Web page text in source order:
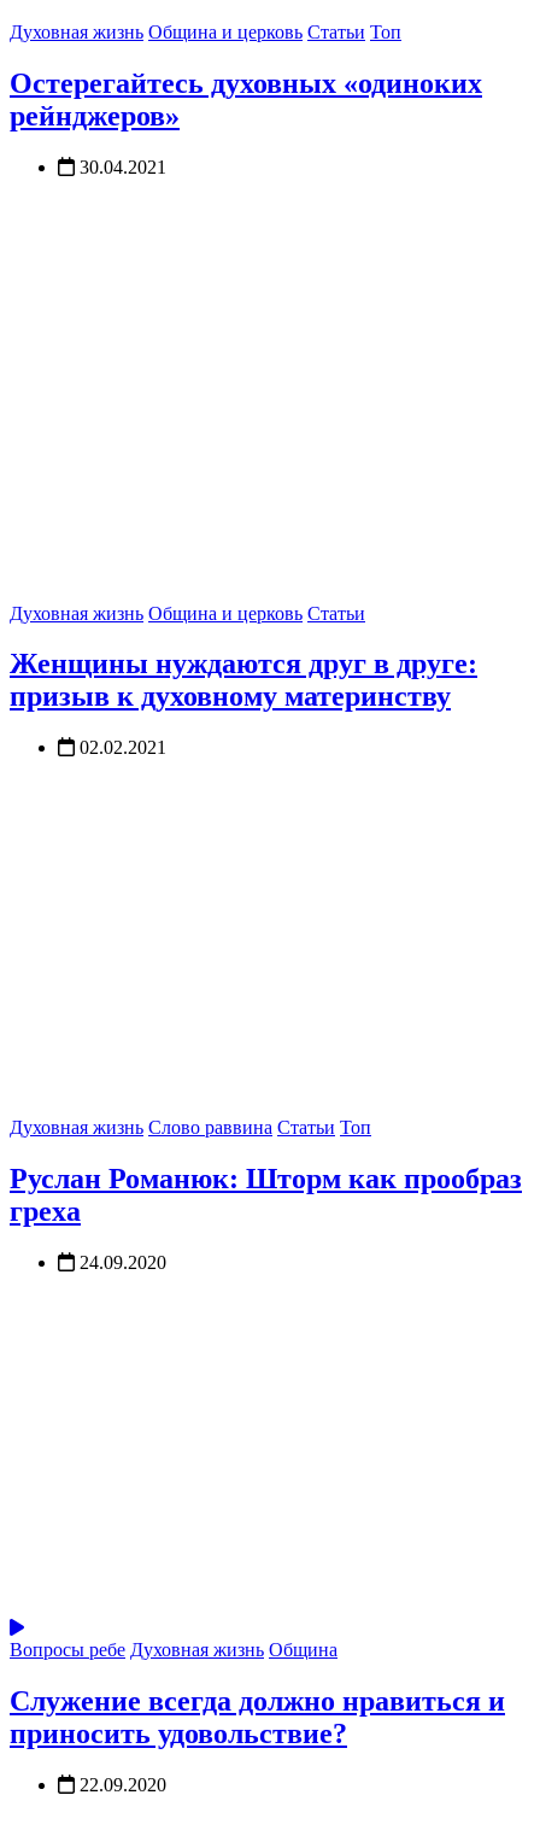
Духовная жизнь Община и церковь Статьи Топ
Остерегайтесь духовных «одиноких
рейнджеров»
30.04.2021
Духовная жизнь Община и церковь Статьи
Женщины нуждаются друг в друге:
призыв к духовному материнству
02.02.2021
Духовная жизнь Слово раввина Статьи Топ
Руслан Романюк: Шторм как прообраз
греха
24.09.2020
Вопросы ребе Духовная жизнь Община
Служение всегда должно нравиться и
приносить удовольствие?
22.09.2020